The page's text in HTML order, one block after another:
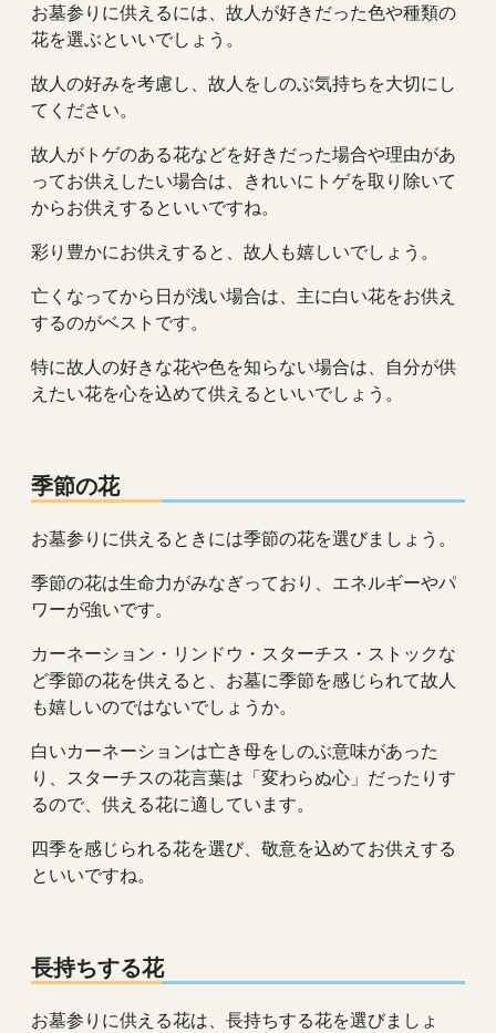
お墓参りに供えるには、故人が好きだった色や種類の
花を選ぶといいでしょう。
故人の好みを考慮し、故人をしのぶ気持ちを大切にし
てください。
故人がトゲのある花などを好きだった場合や理由があ
ってお供えしたい場合は、きれいにトゲを取り除いて
からお供えするといいですね。
彩り豊かにお供えすると、故人も嬉しいでしょう。
亡くなってから日が浅い場合は、主に白い花をお供え
するのがベストです。
特に故人の好きな花や色を知らない場合は、自分が供
えたい花を心を込めて供えるといいでしょう。
季節の花
お墓参りに供えるときには季節の花を選びましょう。
季節の花は生命力がみなぎっており、エネルギーやパ
ワーが強いです。
カーネーション・リンドウ・スターチス・ストックな
ど季節の花を供えると、お墓に季節を感じられて故人
も嬉しいのではないでしょうか。
白いカーネーションは亡き母をしのぶ意味があった
り、スターチスの花言葉は「変わらぬ心」だったりす
るので、供える花に適しています。
四季を感じられる花を選び、敬意を込めてお供えする
といいですね。
長持ちする花
お墓参りに供える花は、長持ちする花を選びましょ